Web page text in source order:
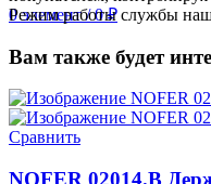
0элемент / 0₽
Режим работы службы
Вам также будет
Сравнить
NOFER 02014.B